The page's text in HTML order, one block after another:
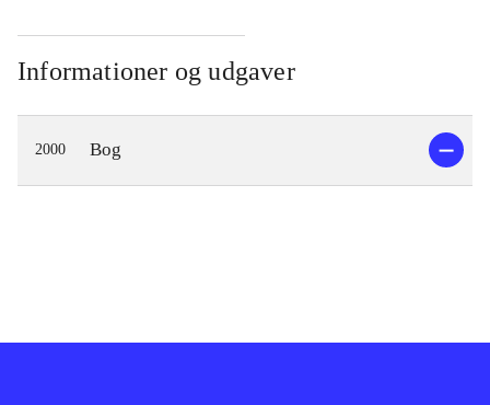
Informationer og udgaver
2000 Bog